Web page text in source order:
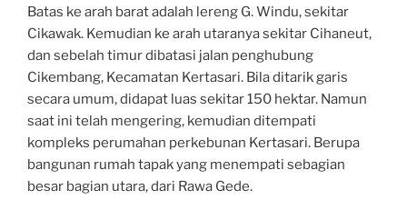
Batas ke arah barat adalah lereng G. Windu, sekitar
Cikawak. Kemudian ke arah utaranya sekitar Cihaneut,
dan sebelah timur dibatasi jalan penghubung
Cikembang, Kecamatan Kertasari. Bila ditarik garis
secara umum, didapat luas sekitar 150 hektar. Namun
saat ini telah mengering, kemudian ditempati
kompleks perumahan perkebunan Kertasari. Berupa
bangunan rumah tapak yang menempati sebagian
besar bagian utara, dari Rawa Gede.